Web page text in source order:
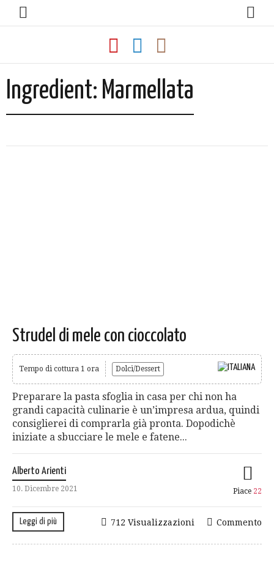
Ingredient: Marmellata
Strudel di mele con cioccolato
Tempo di cottura 1 ora Dolci/Dessert
Preparare la pasta sfoglia in casa per chi non ha
grandi capacità culinarie è un’impresa ardua, quindi
consiglierei di comprarla già pronta. Dopodichè
iniziate a sbucciare le mele e fatene...
Alberto Arienti
10. Dicembre 2021 Piace 22
Leggi di più Commento
712 Visualizzazioni